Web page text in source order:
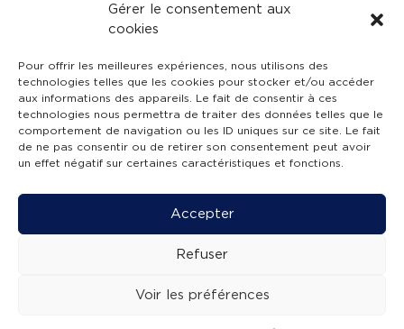
Gérer le consentement aux
cookies
Pour offrir les meilleures expériences, nous utilisons des
technologies telles que les cookies pour stocker et/ou accéder
aux informations des appareils. Le fait de consentir à ces
technologies nous permettra de traiter des données telles que le
comportement de navigation ou les ID uniques sur ce site. Le fait
de ne pas consentir ou de retirer son consentement peut avoir
un effet négatif sur certaines caractéristiques et fonctions.
Accepter
Refuser
Voir les préférences
TÉLÉCHARGEZ GRATUITEMENT
L’APPLICATION TVBA !
SUIVEZ-NOUS !
Mentions légales -Accessibilité